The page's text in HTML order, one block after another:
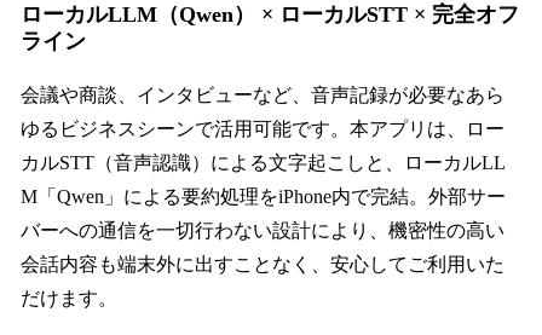
ローカルLLM（Qwen） × ローカルSTT × 完全オフ
ライン
会議や商談、インタビューなど、音声記録が必要なあら
ゆるビジネスシーンで活用可能です。本アプリは、ロー
カルSTT（音声認識）による文字起こしと、ローカルLL
M「Qwen」による要約処理をiPhone内で完結。外部サー
バーへの通信を一切行わない設計により、機密性の高い
会話内容も端末外に出すことなく、安心してご利用いた
だけます。